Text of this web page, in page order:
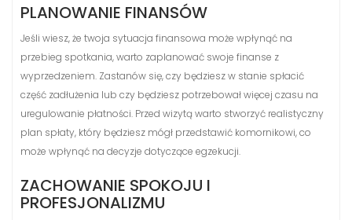
PLANOWANIE FINANSÓW
Jeśli wiesz, że twoja sytuacja finansowa może wpłynąć na
przebieg spotkania, warto zaplanować swoje finanse z
wyprzedzeniem. Zastanów się, czy będziesz w stanie spłacić
część zadłużenia lub czy będziesz potrzebował więcej czasu na
uregulowanie płatności. Przed wizytą warto stworzyć realistyczny
plan spłaty, który będziesz mógł przedstawić komornikowi, co
może wpłynąć na decyzje dotyczące egzekucji.
ZACHOWANIE SPOKOJU I
PROFESJONALIZMU